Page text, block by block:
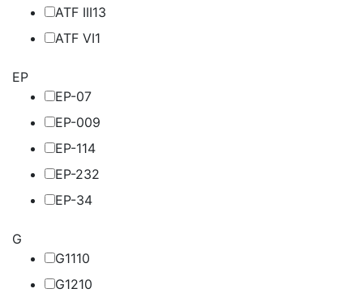
ATF III13
ATF VI1
EP
EP-07
EP-009
EP-114
EP-232
EP-34
G
G1110
G1210